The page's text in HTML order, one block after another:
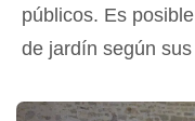
públicos. Es
de jardín según